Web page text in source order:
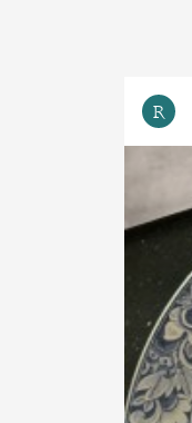
R